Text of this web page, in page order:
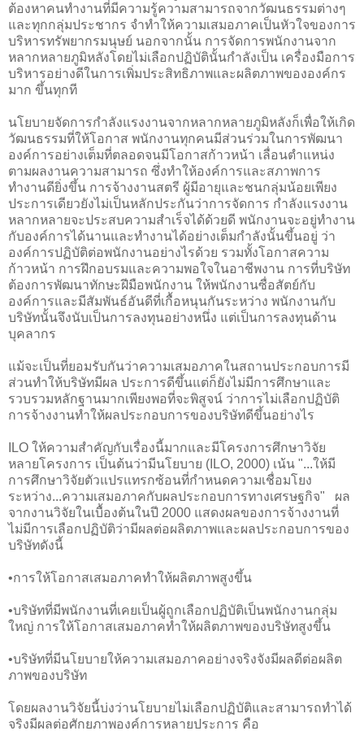
ต้องหาคนทำงานที่มีความรู้ความสามารถจากวัฒนธรรมต่างๆ
และทุกกลุ่มประชากร จำทำให้ความเสมอภาคเป็นหัวใจของการ
บริหารทรัพยากรมนุษย์ นอกจากนั้น การจัดการพนักงานจาก
หลากหลายภูมิหลังโดยไม่เลือกปฏิบัตินั้นกำลังเป็น เครื่องมือการ
บริหารอย่างดีในการเพิ่มประสิทธิภาพและผลิตภาพขององค์กร
มาก ขึ้นทุกที
นโยบายจัดการกำลังแรงงานจากหลากหลายภูมิหลังก็เพื่อให้เกิด
วัฒนธรรมที่ให้โอกาส พนักงานทุกคนมีส่วนร่วมในการพัฒนา
องค์การอย่างเต็มที่ตลอดจนมีโอกาสก้าวหน้า เลื่อนตำแหน่ง
ตามผลงานความสามารถ ซึ่งทำให้องค์การและสภาพการ
ทำงานดียิ่งขึ้น การจ้างงานสตรี ผู้มีอายุและชนกลุ่มน้อยเพียง
ประการเดียวยังไม่เป็นหลักประกันว่าการจัดการ กำลังแรงงาน
หลากหลายจะประสบความสำเร็จได้ด้วยดี พนักงานจะอยู่ทำงาน
กับองค์การได้นานและทำงานได้อย่างเต็มกำลังนั้นขึ้นอยู่ ว่า
องค์การปฏิบัติต่อพนักงานอย่างไรด้วย รวมทั้งโอกาสความ
ก้าวหน้า การฝึกอบรมและความพอใจในอาชีพงาน การที่บริษัท
ต้องการพัฒนาทักษะฝีมือพนักงาน ให้พนักงานซื่อสัตย์กับ
องค์การและมีสัมพันธ์อันดีที่เกื้อหนุนกันระหว่าง พนักงานกับ
บริษัทนั้นจึงนับเป็นการลงทุนอย่างหนึ่ง แต่เป็นการลงทุนด้าน
บุคลากร
แม้จะเป็นที่ยอมรับกันว่าความเสมอภาคในสถานประกอบการมี
ส่วนทำให้บริษัทมีผล ประการดีขึ้นแต่ก็ยังไม่มีการศึกษาและ
รวบรวมหลักฐานมากเพียงพอที่จะพิสูจน์ ว่าการไม่เลือกปฏิบัติ
การจ้างงานทำให้ผลประกอบการของบริษัทดีขึ้นอย่างไร
ILO ให้ความสำคัญกับเรื่องนี้มากและมีโครงการศึกษาวิจัย
หลายโครงการ เป็นต้นว่ามีนโยบาย (ILO, 2000) เน้น "...ให้มี
การศึกษาวิจัยตัวแปรแทรกซ้อนที่กำหนดความเชื่อมโยง
ระหว่าง...ความเสมอภาคกับผลประกอบการทางเศรษฐกิจ" ผล
จากงานวิจัยในเบื้องต้นในปี 2000 แสดงผลของการจ้างงานที่
ไม่มีการเลือกปฏิบัติว่ามีผลต่อผลิตภาพและผลประกอบการของ
บริษัทดังนี้
•การให้โอกาสเสมอภาคทำให้ผลิตภาพสูงขึ้น
•บริษัทที่มีพนักงานที่เคยเป็นผู้ถูกเลือกปฏิบัติเป็นพนักงานกลุ่ม
ใหญ่ การให้โอกาสเสมอภาคทำให้ผลิตภาพของบริษัทสูงขึ้น
•บริษัทที่มีนโยบายให้ความเสมอภาคอย่างจริงจังมีผลดีต่อผลิต
ภาพของบริษัท
โดยผลงานวิจัยนี้บ่งว่านโยบายไม่เลือกปฏิบัติและสามารถทำได้
จริงมีผลต่อศักยภาพองค์การหลายประการ คือ